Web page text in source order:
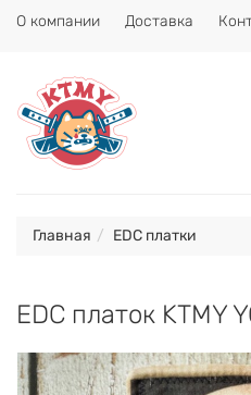
О компании Доставка
Главная EDC платки
EDC платок KTMY